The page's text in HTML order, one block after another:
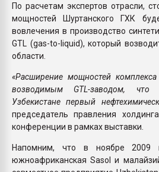
По расчетам экспертов отрасли,
мощностей Шуртанского ГХК
вовлечения в производство
GTL (gas-to-liquid), который
области.
«Расширение мощностей
возводимым GTL-заводом,
Узбекистане первый
председатель правления
конференции в рамках выставки.
Напомним, что в ноябре 2009
южноафриканская Sasol и